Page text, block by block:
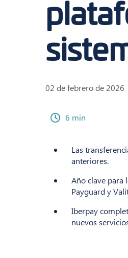
02 de febrero de 2026
6 min
Las
anteriores.
Año clave para
Payguard y
Iberpay
nuevos